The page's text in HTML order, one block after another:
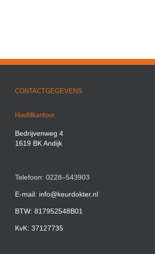
CONTACTGEGEVENS
Hoofdkantoor
Bedrijvenweg 4
1619 BK Andijk
Telefoon: 0228–543903
E-mail: info@keurdokter.nl
BTW: 817952548B01
KvK: 37127735